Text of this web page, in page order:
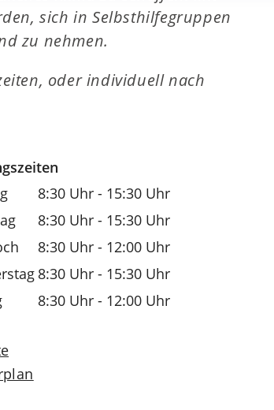
sich in Selbsthilfegruppen
zu nehmen.
oder individuell nach
8:30 Uhr - 15:30 Uhr
8:30 Uhr - 15:30 Uhr
8:30 Uhr - 12:00 Uhr
8:30 Uhr - 15:30 Uhr
8:30 Uhr - 12:00 Uhr